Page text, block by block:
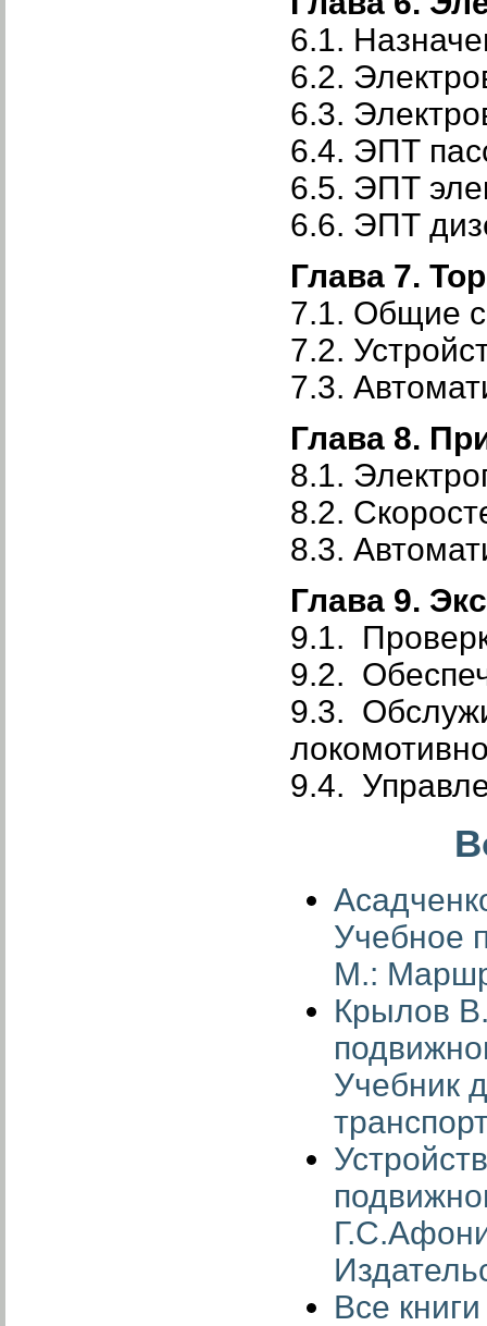
6.1.
6.2.
6.3.
6.4. ЭПТ
6.5. ЭПТ
6.6. ЭПТ
Глава 7.
7.1. Общие
7.2.
7.3.
Глава 8.
8.1.
8.2.
8.3.
Глава 9.
9.1.
9.2.
9.3.
9.4.
Учебное
М.:
Крылов
Учебник
Все